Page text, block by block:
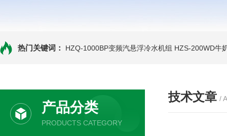
热门关键词： HZQ-1000BP变频汽悬浮冷水机组 HZS-200WD牛
产品分类
PRODUCTS CATEGORY
技术文章 /